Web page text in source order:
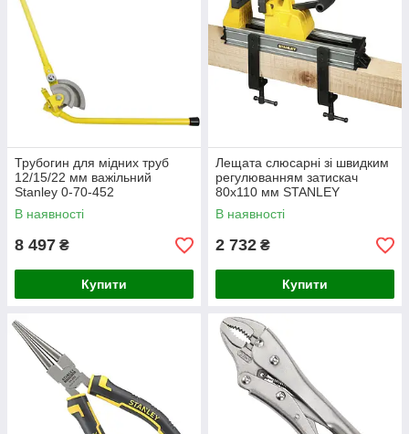
Трубогин для мідних труб
12/15/22 мм важільний
Stanley 0-70-452
В наявності
8 497 ₴
Купити
Лещата слюсарні зі швидким
регулюванням затискач
80х110 мм STANLEY
В наявності
2 732 ₴
Купити